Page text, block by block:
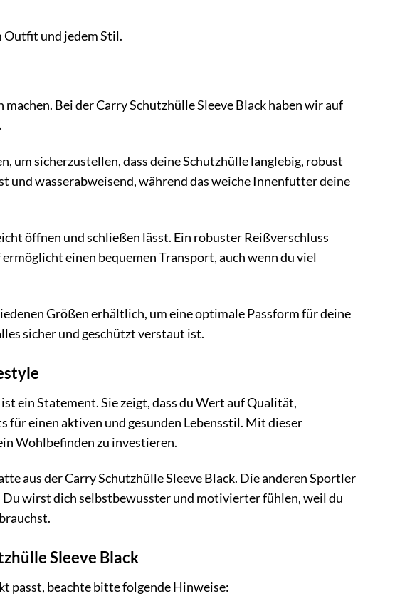
Outfit und jedem Stil.
Bei der Carry Schutzhülle Sleeve Black haben wir auf
um sicherzustellen, dass deine Schutzhülle langlebig, robust
wasserabweisend, während das weiche Innenfutter deine
öffnen und schließen lässt. Ein robuster Reißverschluss
einen bequemen Transport, auch wenn du viel
Größen erhältlich, um eine optimale Passform für deine
sicher und geschützt verstaut ist.
ein Statement. Sie zeigt, dass du Wert auf Qualität,
für einen aktiven und gesunden Lebensstil. Mit dieser
Wohlbefinden zu investieren.
aus der Carry Schutzhülle Sleeve Black. Die anderen Sportler
wirst dich selbstbewusster und motivierter fühlen, weil du
Sleeve Black
passt, beachte bitte folgende Hinweise: